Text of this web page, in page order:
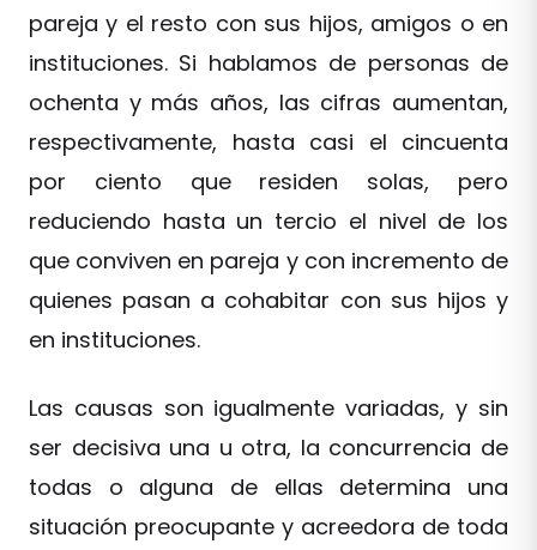
pareja y el resto con sus hijos, amigos o en
instituciones. Si hablamos de personas de
ochenta y más años, las cifras aumentan,
respectivamente, hasta casi el cincuenta
por ciento que residen solas, pero
reduciendo hasta un tercio el nivel de los
que conviven en pareja y con incremento de
quienes pasan a cohabitar con sus hijos y
en instituciones.
Las causas son igualmente variadas, y sin
ser decisiva una u otra, la concurrencia de
todas o alguna de ellas determina una
situación preocupante y acreedora de toda